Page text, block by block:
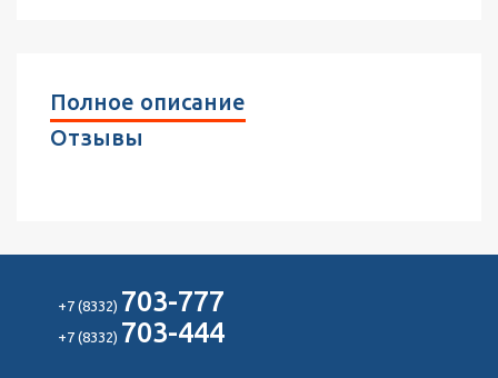
Полное описание
Отзывы
+7 (8332) 703-777
+7 (8332) 703-444